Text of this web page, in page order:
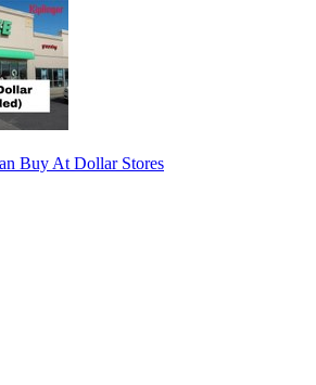
Buy At Dollar Stores